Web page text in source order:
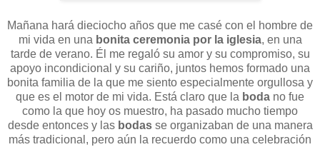
Mañana hará dieciocho años que me casé con el hombre de
mi vida en una bonita ceremonia por la iglesia, en una
tarde de verano. Él me regaló su amor y su compromiso, su
apoyo incondicional y su cariño, juntos hemos formado una
bonita familia de la que me siento especialmente orgullosa y
que es el motor de mi vida. Está claro que la boda no fue
como la que hoy os muestro, ha pasado mucho tiempo
desde entonces y las bodasse organizaban de una manera
más tradicional, pero aún la recuerdo como una celebración